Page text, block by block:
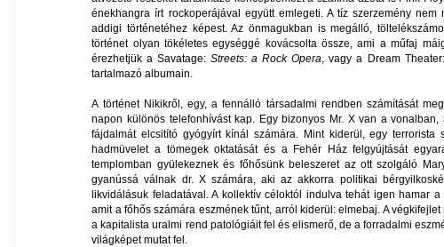
énekhangra írt rockoperájával együtt emlegeti. A tíz szerzemény
addigi történetéhez képest. Az önmagukban is megálló,
történet olyan tökéletes egységgé kovácsolta össze, ami a műfaj
érezhetjük a Savatage:Streets: a Rock Opera, vagy a Dream Theater:
tartalmazó albumain.
A történet Nikikről, egy, a fennálló társadalmi rendben számítását
napon különös telefonhívást kap. Egy bizonyos Mr. X van a
fájdalmát elcsitító gyógyírt kínál számára. Mint kiderül, egy
hadmüvelet a tömegek oktatását és a Fehér Ház felgyújtását
templomban gyülekeznek és főhősünk beleszeret az ott szolgáló
gyanússá válnak dr. X számára, aki az akkorra politikai
likvidálásuk feladatával. A kollektív céloktól indulva tehát igen hamar
amit a főhős számára eszmének tűnt, arról kiderül: elmebaj. A
a kapitalista uralmi rend patológiáit fel és elismerő, de a forradalmi
világképet mutat fel.